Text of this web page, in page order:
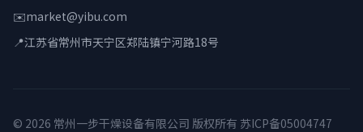
✉️market@yibu.com
📍江苏省常州市天宁区郑陆镇宁河路18号
© 2026 常州一步干燥设备有限公司 版权所有 苏ICP备05004747